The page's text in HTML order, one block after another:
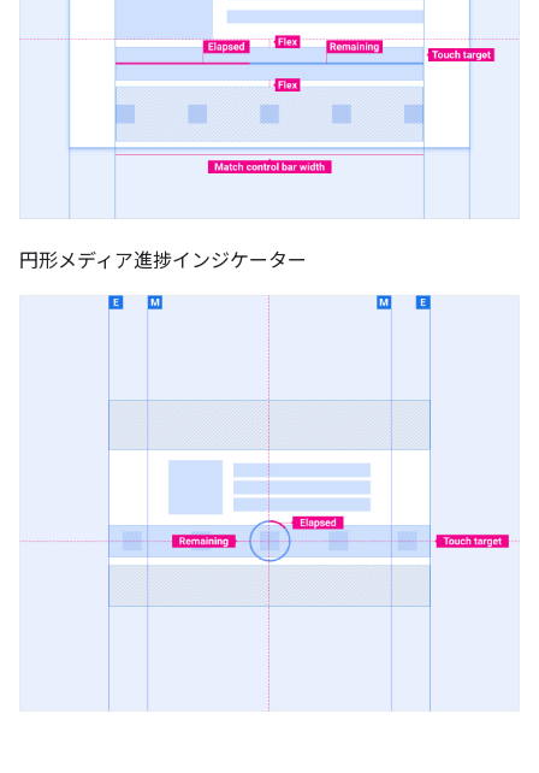
円形メディア進捗インジケーター